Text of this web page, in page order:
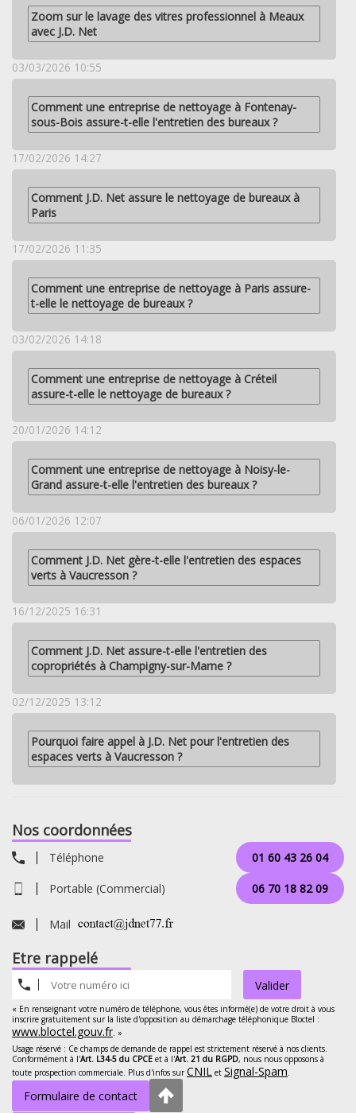
Zoom sur le lavage des vitres professionnel à Meaux
avec J.D. Net
03/03/2026 10:55
Comment une entreprise de nettoyage à Fontenay-
sous-Bois assure-t-elle l'entretien des bureaux ?
17/02/2026 14:27
Comment J.D. Net assure le nettoyage de bureaux à
Paris
17/02/2026 11:35
Comment une entreprise de nettoyage à Paris assure-
t-elle le nettoyage de bureaux ?
03/02/2026 14:18
Comment une entreprise de nettoyage à Créteil
assure-t-elle le nettoyage de bureaux ?
20/01/2026 14:12
Comment une entreprise de nettoyage à Noisy-le-
Grand assure-t-elle l'entretien des bureaux ?
06/01/2026 12:07
Comment J.D. Net gère-t-elle l'entretien des espaces
verts à Vaucresson ?
16/12/2025 16:31
Comment J.D. Net assure-t-elle l'entretien des
copropriétés à Champigny-sur-Marne ?
02/12/2025 13:12
Pourquoi faire appel à J.D. Net pour l'entretien des
espaces verts à Vaucresson ?
Nos coordonnées
Téléphone 01 60 43 26 04
Portable (Commercial) 06 70 18 82 09
Mail
Etre rappelé
Valider
« En renseignant votre numéro de téléphone, vous êtes informé(e) de votre droit à vous
inscrire gratuitement sur la liste d'opposition au démarchage téléphonique Bloctel :
www.bloctel.gouv.fr. »
Usage réservé : Ce champs de demande de rappel est strictement réservé à nos clients.
Conformément à l'Art. L34-5 du CPCE et à l'Art. 21 du RGPD, nous nous opposons à
toute prospection commerciale. Plus d'infos surCNIL et Signal-Spam.
Formulaire de contact